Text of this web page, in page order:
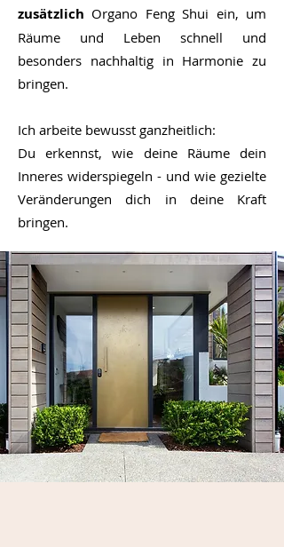
zusätzlich Organo Feng Shui ein, um
Räume und Leben schnell und
besonders nachhaltig in Harmonie zu
bringen.
Ich arbeite bewusst ganzheitlich:
Du erkennst, wie deine Räume dein
Inneres widerspiegeln - und wie gezielte
Veränderungen dich in deine Kraft
bringen.